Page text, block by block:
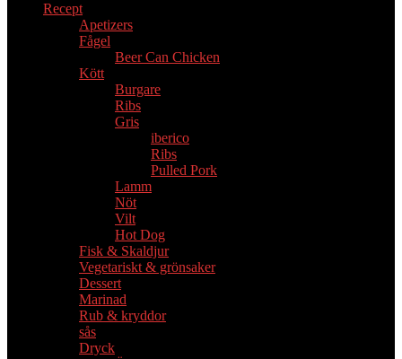
Recept
Apetizers
Fågel
Beer Can Chicken
Kött
Burgare
Ribs
Gris
iberico
Ribs
Pulled Pork
Lamm
Nöt
Vilt
Hot Dog
Fisk & Skaldjur
Vegetariskt & grönsaker
Dessert
Marinad
Rub & kryddor
sås
Dryck